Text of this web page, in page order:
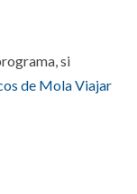
si
de Mola Viajar